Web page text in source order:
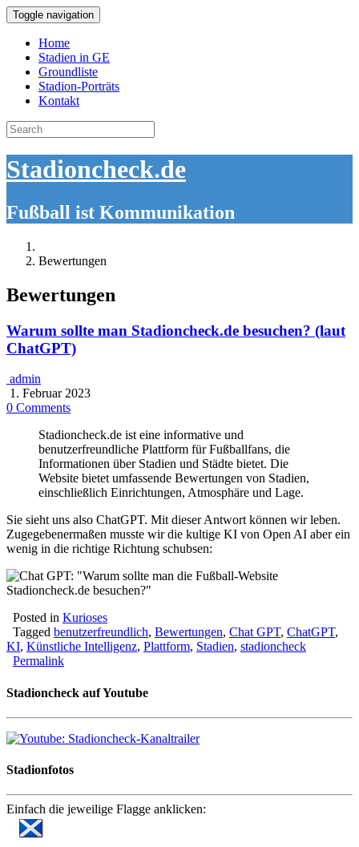
Toggle navigation
Home
Stadien in GE
Groundliste
Stadion-Porträts
Kontakt
Search
for:
Stadioncheck.de
Fußball ist Kommunikation
Bewertungen
Bewertungen
Warum sollte man Stadioncheck.de besuchen? (laut
ChatGPT)
admin
1. Februar 2023
0 Comments
Stadioncheck.de ist eine informative und
benutzerfreundliche Plattform für Fußballfans, die
Informationen über Stadien und Städte bietet. Die
Website bietet umfassende Bewertungen von Stadien,
einschließlich Einrichtungen, Atmosphäre und Lage.
Sie sieht uns also ChatGPT. Mit dieser Antwort können wir leben.
Zugegebenermaßen musste wir die kultige KI von Open AI aber ein
wenig in die richtige Richtung schubsen:
Posted in Kurioses
Tagged benutzerfreundlich, Bewertungen, Chat GPT, ChatGPT,
KI, Künstliche Intelligenz, Plattform, Stadien, stadioncheck
Permalink
Stadioncheck auf Youtube
Stadionfotos
Einfach die jeweilige Flagge anklicken: